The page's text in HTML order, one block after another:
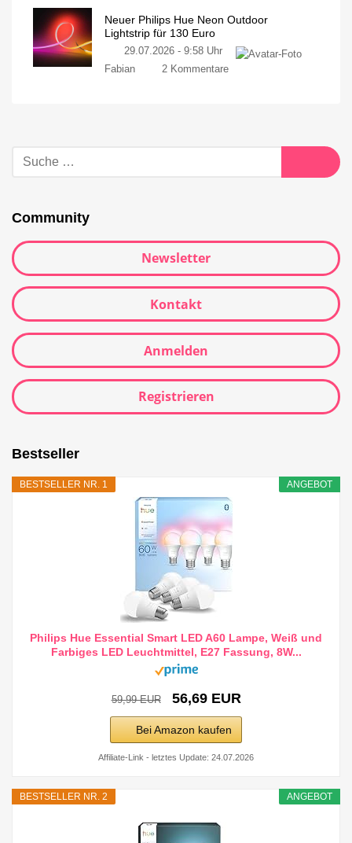
Neuer Philips Hue Neon Outdoor
Lightstrip für 130 Euro
29.07.2026 - 9:58 Uhr
Fabian
2 Kommentare
Community
Newsletter
Kontakt
Anmelden
Registrieren
Bestseller
ANGEBOT
BESTSELLER NR. 1
Philips Hue Essential Smart LED A60 Lampe, Weiß und
Farbiges LED Leuchtmittel, E27 Fassung, 8W...
59,99 EUR 56,69 EUR
Bei Amazon kaufen
Affiliate-Link - letztes Update: 24.07.2026
ANGEBOT
BESTSELLER NR. 2